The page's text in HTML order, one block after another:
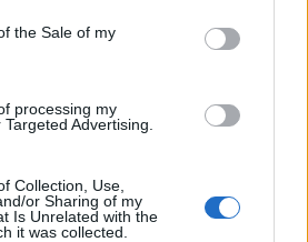
the Sale of my
processing my
Advertising.
Collection, Use,
or Sharing of my
Is Unrelated with the
it was collected.